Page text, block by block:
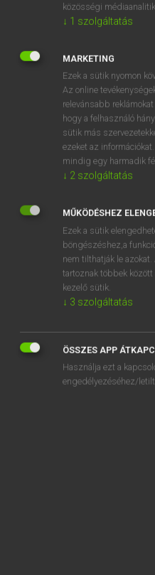
DÍJMENTES ANGOL SZÓTÁR
ágas-bogas
ágaskodik
agaze
MICROSOFT
BEÉPÜLŐ
ONLINE
közösségi
↓ 1 szolgáltatás
MARKETING
Ezek a sütik nyomon
Az online
relevánsabb
hogy a felhasználó
sütik más
ezeket az
mindig egy harmadik
↓ 2 szolgáltatás
MŰKÖDÉSHEZ
Ezek a sütik
böngészéshez,a
nem tilthatják le
tartoznak többek
kezelő sütik.
↓ 3 szolgáltatás
ÖSSZES APP
Használja ezt a
engedélyezéséhez/